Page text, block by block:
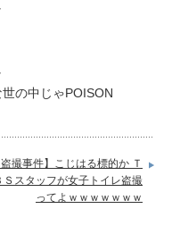
の中じゃPOISON
盗撮事件】こじはる標的か Ｔ
Ｓスタッフが女子トイレ盗撮
ってよｗｗｗｗｗｗｗ